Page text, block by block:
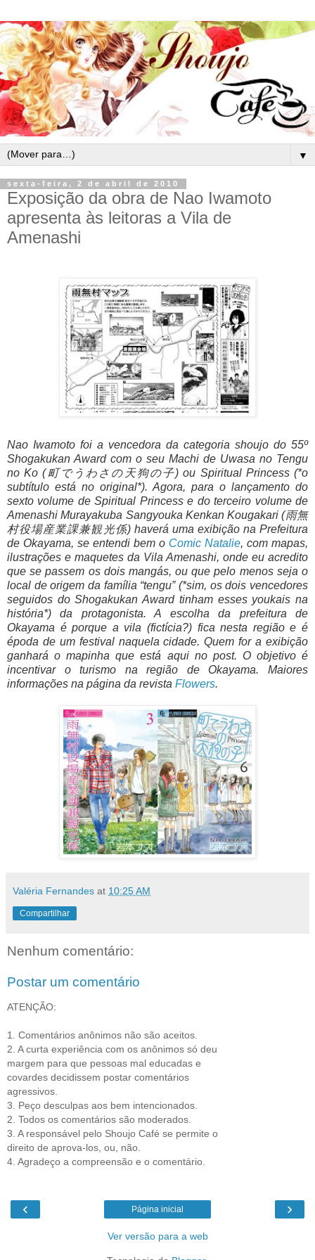
▼
sexta-feira, 2 de abril de 2010
Exposição da obra de Nao Iwamoto
apresenta às leitoras a Vila de
Amenashi
Nao Iwamoto foi a vencedora da categoria shoujo do 55º
Shogakukan Award com o seu Machi de Uwasa no Tengu
no Ko (町でうわさの天狗の子) ou Spiritual Princess (*o
subtítulo está no original*). Agora, para o lançamento do
sexto volume de Spiritual Princess e do terceiro volume de
Amenashi Murayakuba Sangyouka Kenkan Kougakari (雨無
村役場産業課兼観光係) haverá uma exibição na Prefeitura
de Okayama, se entendi bem o Comic Natalie, com mapas,
ilustrações e maquetes da Vila Amenashi, onde eu acredito
que se passem os dois mangás, ou que pelo menos seja o
local de origem da família “tengu” (*sim, os dois vencedores
seguidos do Shogakukan Award tinham esses youkais na
história*) da protagonista. A escolha da prefeitura de
Okayama é porque a vila (fictícia?) fica nesta região e é
époda de um festival naquela cidade. Quem for a exibição
ganhará o mapinha que está aqui no post. O objetivo é
incentivar o turismo na região de Okayama. Maiores
informações na página da revista Flowers.
Valéria Fernandes at 10:25 AM
Compartilhar
Nenhum comentário:
Postar um comentário
ATENÇÃO:
1. Comentários anônimos não são aceitos.
2. A curta experiência com os anônimos só deu
margem para que pessoas mal educadas e
covardes decidissem postar comentários
agressivos.
3. Peço desculpas aos bem intencionados.
2. Todos os comentários são moderados.
3. A responsável pelo Shoujo Café se permite o
direito de aprova-los, ou, não.
4. Agradeço a compreensão e o comentário.
‹ ›
Página inicial
Ver versão para a web